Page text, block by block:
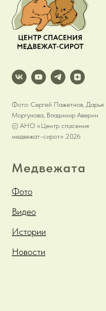
Фото: Сергей Пажетнов, Дарья
Моргунова, Владимир Аверин
© АНО «Центр спасения
медвежат-сирот» 2026
Медвежата
Фото
Видео
Истории
Новости